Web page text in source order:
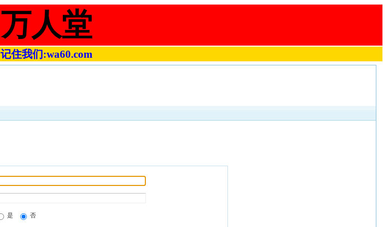
万人堂
记住我们:wa60.com
是 否